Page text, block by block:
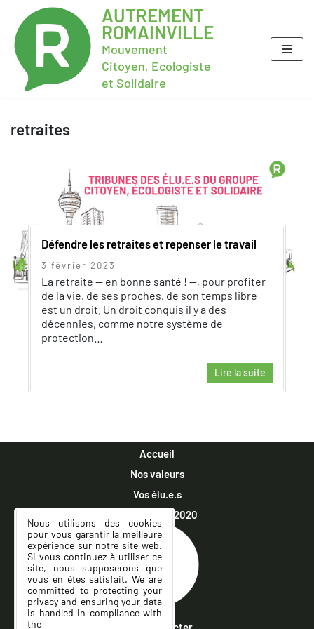
AUTREMENT
ROMAINVILLE
Mouvement
Citoyen, Ecologiste
et Solidaire
retraites
Défendre les retraites et repenser le travail
3 février 2023
La retraite — en bonne santé ! —, pour profiter
de la vie, de ses proches, de son temps libre
est un droit. Un droit conquis il y a des
décennies, comme notre système de
protection…
Lire la suite
Accueil
Nos valeurs
Vos élu.e.s
Municipales 2020
Nous utilisons des cookies
pour vous garantir la meilleure
expérience sur notre site web.
Si vous continuez à utiliser ce
site, nous supposerons que
vous en êtes satisfait. We are
committed to protecting your
privacy and ensuring your data
is handled in compliance with
the